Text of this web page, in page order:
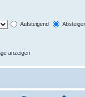
Aufsteigend
anzeigen